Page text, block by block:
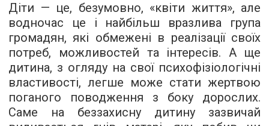
Діти — це, безумовно, «квіти життя», але
водночас це і найбільш вразлива група
громадян, які обмежені в реалізації своїх
потреб, можливостей та інтересів. А ще
дитина, з огляду на свої психофізіологічні
властивості, легше може стати жертвою
поганого поводження з боку дорослих.
Саме на беззахисну дитину зазвичай